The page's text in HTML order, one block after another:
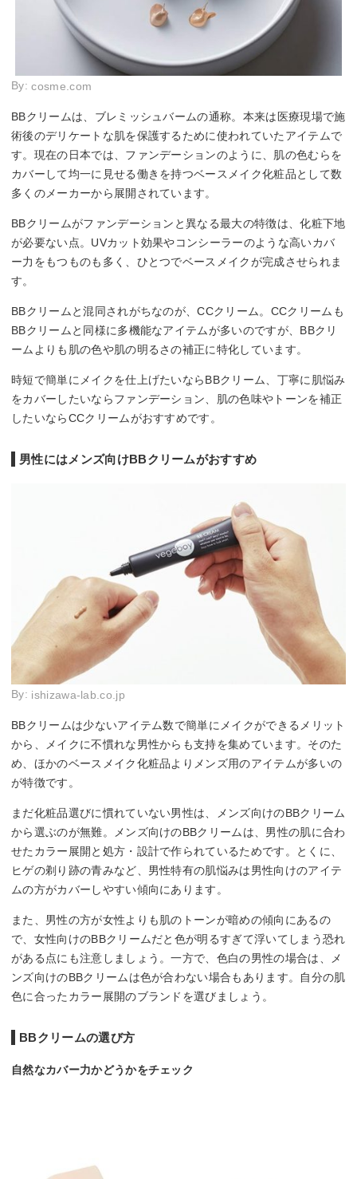
By:cosme.com
BBクリームは、ブレミッシュバームの通称。本来は医療現場で施
術後のデリケートな肌を保護するために使われていたアイテムで
す。現在の日本では、ファンデーションのように、肌の色むらを
カバーして均一に見せる働きを持つベースメイク化粧品として数
多くのメーカーから展開されています。
BBクリームがファンデーションと異なる最大の特徴は、化粧下地
が必要ない点。UVカット効果やコンシーラーのような高いカバ
ー力をもつものも多く、ひとつでベースメイクが完成させられま
す。
BBクリームと混同されがちなのが、CCクリーム。CCクリームも
BBクリームと同様に多機能なアイテムが多いのですが、BBクリ
ームよりも肌の色や肌の明るさの補正に特化しています。
時短で簡単にメイクを仕上げたいならBBクリーム、丁寧に肌悩み
をカバーしたいならファンデーション、肌の色味やトーンを補正
したいならCCクリームがおすすめです。
男性にはメンズ向けBBクリームがおすすめ
By: ishizawa-lab.co.jp
BBクリームは少ないアイテム数で簡単にメイクができるメリット
から、メイクに不慣れな男性からも支持を集めています。そのた
め、ほかのベースメイク化粧品よりメンズ用のアイテムが多いの
が特徴です。
まだ化粧品選びに慣れていない男性は、メンズ向けのBBクリーム
から選ぶのが無難。メンズ向けのBBクリームは、男性の肌に合わ
せたカラー展開と処方・設計で作られているためです。とくに、
ヒゲの剃り跡の青みなど、男性特有の肌悩みは男性向けのアイテ
ムの方がカバーしやすい傾向にあります。
また、男性の方が女性よりも肌のトーンが暗めの傾向にあるの
で、女性向けのBBクリームだと色が明るすぎて浮いてしまう恐れ
がある点にも注意しましょう。一方で、色白の男性の場合は、メ
ンズ向けのBBクリームは色が合わない場合もあります。自分の肌
色に合ったカラー展開のブランドを選びましょう。
BBクリームの選び方
自然なカバー力かどうかをチェック